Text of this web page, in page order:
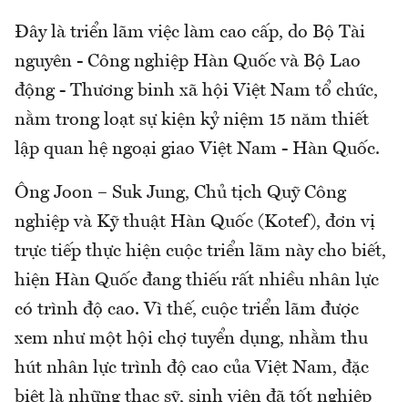
Đây là triển lãm việc làm cao cấp, do Bộ Tài
nguyên - Công nghiệp Hàn Quốc và Bộ Lao
động - Thương binh xã hội Việt Nam tổ chức,
nằm trong loạt sự kiện kỷ niệm 15 năm thiết
lập quan hệ ngoại giao Việt Nam - Hàn Quốc.
Ông Joon – Suk Jung, Chủ tịch Quỹ Công
nghiệp và Kỹ thuật Hàn Quốc (Kotef), đơn vị
trực tiếp thực hiện cuộc triển lãm này cho biết,
hiện Hàn Quốc đang thiếu rất nhiều nhân lực
có trình độ cao. Vì thế, cuộc triển lãm được
xem như một hội chợ tuyển dụng, nhằm thu
hút nhân lực trình độ cao của Việt Nam, đặc
biệt là những thạc sỹ, sinh viên đã tốt nghiệp